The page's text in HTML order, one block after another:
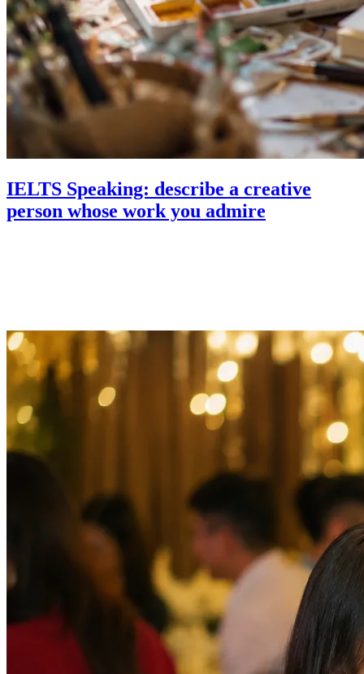
IELTS Speaking: describe a creative
person whose work you admire